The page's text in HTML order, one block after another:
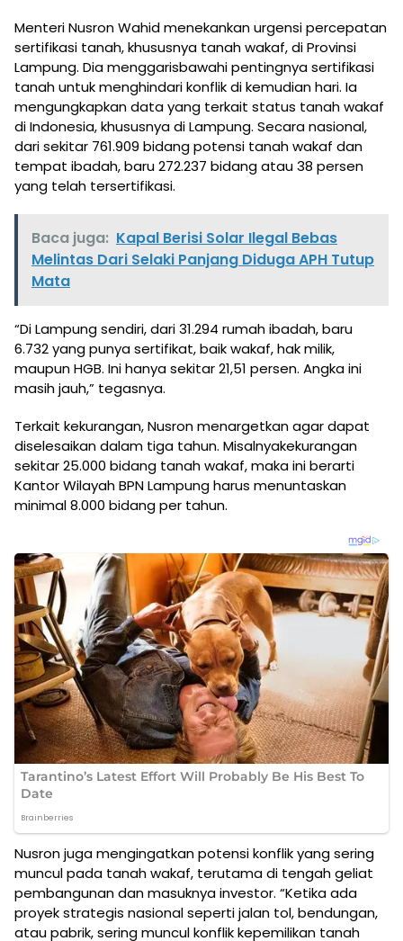
Menteri Nusron Wahid menekankan urgensi percepatan
sertifikasi tanah, khususnya tanah wakaf, di Provinsi
Lampung. Dia menggarisbawahi pentingnya sertifikasi
tanah untuk menghindari konflik di kemudian hari. Ia
mengungkapkan data yang terkait status tanah wakaf
di Indonesia, khususnya di Lampung. Secara nasional,
dari sekitar 761.909 bidang potensi tanah wakaf dan
tempat ibadah, baru 272.237 bidang atau 38 persen
yang telah tersertifikasi.
Baca juga: Kapal Berisi Solar Ilegal Bebas
Melintas Dari Selaki Panjang Diduga APH Tutup
Mata
“Di Lampung sendiri, dari 31.294 rumah ibadah, baru
6.732 yang punya sertifikat, baik wakaf, hak milik,
maupun HGB. Ini hanya sekitar 21,51 persen. Angka ini
masih jauh,” tegasnya.
Terkait kekurangan, Nusron menargetkan agar dapat
diselesaikan dalam tiga tahun. Misalnyakekurangan
sekitar 25.000 bidang tanah wakaf, maka ini berarti
Kantor Wilayah BPN Lampung harus menuntaskan
minimal 8.000 bidang per tahun.
Nusron juga mengingatkan potensi konflik yang sering
muncul pada tanah wakaf, terutama di tengah geliat
pembangunan dan masuknya investor. “Ketika ada
proyek strategis nasional seperti jalan tol, bendungan,
atau pabrik, sering muncul konflik kepemilikan tanah